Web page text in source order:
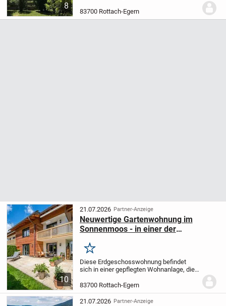
8
Wohneinheiten aus dem Jahr 2018/2019,
Erstbezug Januar 2020. Die barrierefreie
83700 Rottach-Egern
10
21.07.2026 Partner-Anzeige
Neuwertige Gartenwohnung im
Sonnenmoos - in einer der
EgernMerken
Diese Erdgeschosswohnung befindet
sich in einer gepflegten Wohnanlage, die
Lagen von Rottach-Egern fertiggestellt
wurde. Die Lage ist geprägt von
gewachsener...
83700 Rottach-Egern
21.07.2026 Partner-Anzeige